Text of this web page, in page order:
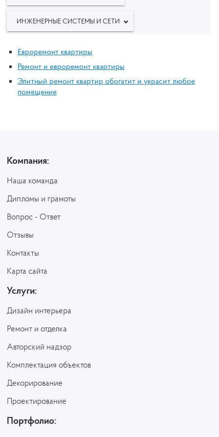
ИНЖЕНЕРНЫЕ СИСТЕМЫ И СЕТИ
Евроремонт квартиры
Ремонт и евроремонт квартиры
Элитный ремонт квартир обогатит и украсит любое
помещение
Компания:
Наша команда
Дипломы и грамоты
Вопрос - Ответ
Отзывы
Контакты
Карта сайта
Услуги:
Дизайн интерьера
Ремонт и отделка
Авторский надзор
Комплектация объектов
Декорирование
Проектирование
Портфолио: